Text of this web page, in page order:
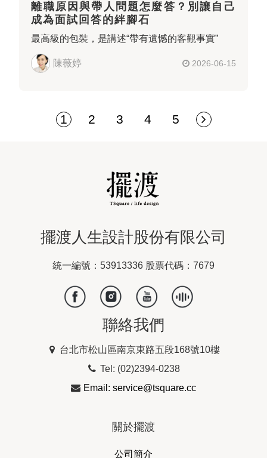
離職原因與帶人問題怎麼答？別讓自己
成為面試回答的絆腳石
最高級的包裝，是講述“帶有遺憾的客觀事實”
陳薇婷 2026-06-15
1 2 3 4 5
擺渡人生設計股份有限公司
統一編號：53913336 股票代碼：7679
聯絡我們
台北市松山區南京東路五段168號10樓
Tel: (02)2394-0238
Email: service@tsquare.cc
關於擺渡
公司簡介